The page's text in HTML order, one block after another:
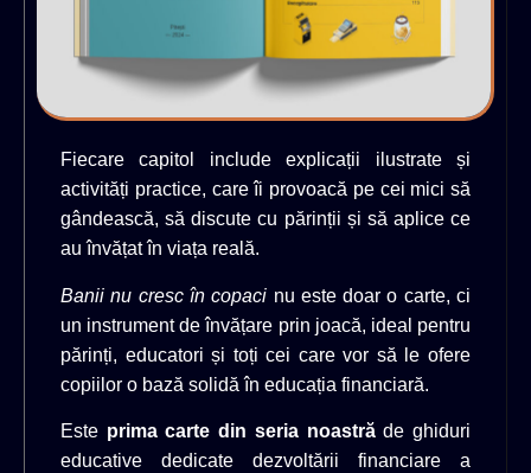
Fiecare capitol include explicații ilustrate și
activități practice, care îi provoacă pe cei mici să
gândească, să discute cu părinții și să aplice ce
au învățat în viața reală.
Banii nu cresc în copaci nu este doar o carte, ci
un instrument de învățare prin joacă, ideal pentru
părinți, educatori și toți cei care vor să le ofere
copiilor o bază solidă în educația financiară.
Este prima carte din seria noastrăde ghiduri
educative dedicate dezvoltării financiare a